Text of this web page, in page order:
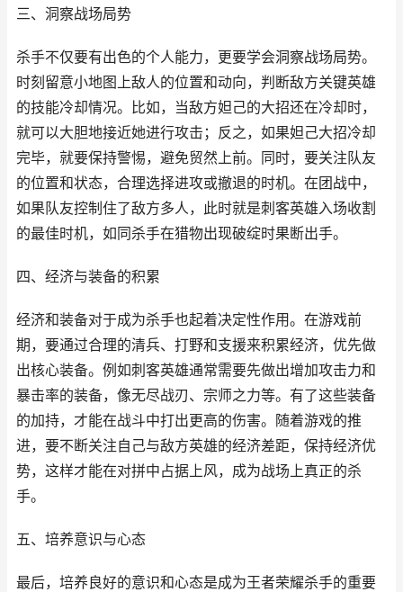
三、洞察战场局势
杀手不仅要有出色的个人能力，更要学会洞察战场局势。
时刻留意小地图上敌人的位置和动向，判断敌方关键英雄
的技能冷却情况。比如，当敌方妲己的大招还在冷却时，
就可以大胆地接近她进行攻击；反之，如果妲己大招冷却
完毕，就要保持警惕，避免贸然上前。同时，要关注队友
的位置和状态，合理选择进攻或撤退的时机。在团战中，
如果队友控制住了敌方多人，此时就是刺客英雄入场收割
的最佳时机，如同杀手在猎物出现破绽时果断出手。
四、经济与装备的积累
经济和装备对于成为杀手也起着决定性作用。在游戏前
期，要通过合理的清兵、打野和支援来积累经济，优先做
出核心装备。例如刺客英雄通常需要先做出增加攻击力和
暴击率的装备，像无尽战刃、宗师之力等。有了这些装备
的加持，才能在战斗中打出更高的伤害。随着游戏的推
进，要不断关注自己与敌方英雄的经济差距，保持经济优
势，这样才能在对拼中占据上风，成为战场上真正的杀
手。
五、培养意识与心态
最后，培养良好的意识和心态是成为王者荣耀杀手的重要